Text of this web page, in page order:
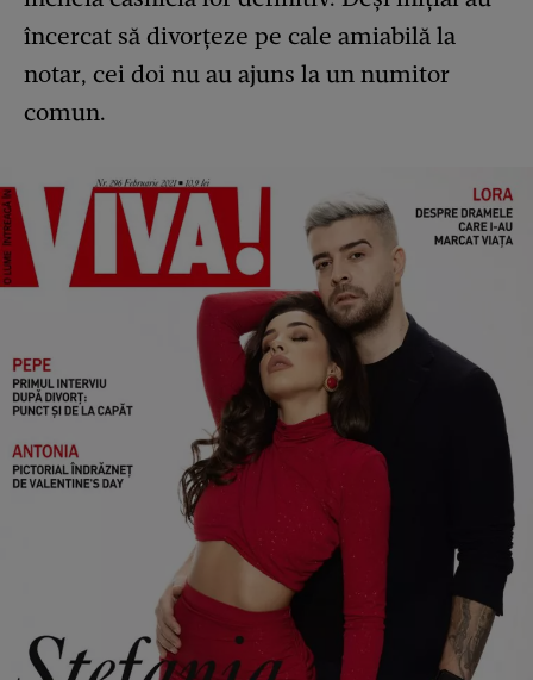
încercat să divorțeze pe cale amiabilă la
notar, cei doi nu au ajuns la un numitor
comun.